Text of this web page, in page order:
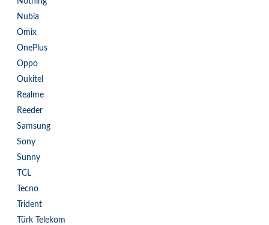
Nubia
Omix
OnePlus
Oppo
Oukitel
Realme
Reeder
Samsung
Sony
Sunny
TCL
Tecno
Trident
Türk Telekom